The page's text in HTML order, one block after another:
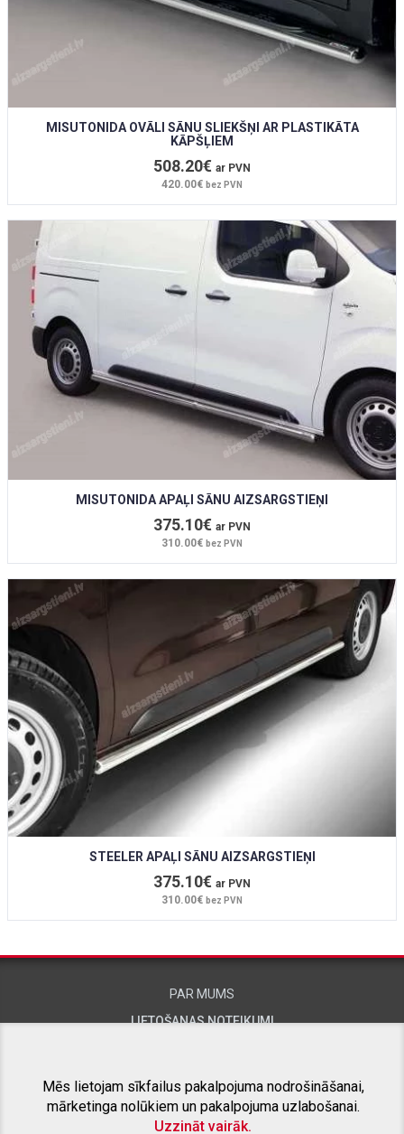
MISUTONIDA OVĀLI SĀNU SLIEKŠŅI AR PLASTIKĀTA
KĀPŠĻIEM
508.20€ ar PVN
420.00€ bez PVN
MISUTONIDA APAĻI SĀNU AIZSARGSTIEŅI
375.10€ ar PVN
310.00€ bez PVN
STEELER APAĻI SĀNU AIZSARGSTIEŅI
375.10€ ar PVN
310.00€ bez PVN
PAR MUMS
LIETOŠANAS NOTEIKUMI
SAISTĪTIE PROJEKTI
Mēs lietojam sīkfailus pakalpojuma nodrošināšanai,
mārketinga nolūkiem un pakalpojuma uzlabošanai.
Uzzināt vairāk.